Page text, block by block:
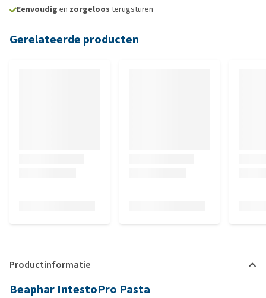
Eenvoudig en zorgeloos terugsturen
Gerelateerde producten
Productinformatie
Beaphar IntestoPro Pasta